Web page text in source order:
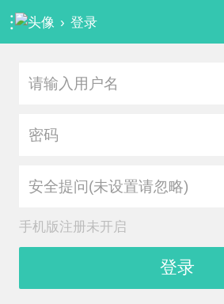
› 登录
安全提问(未设置请忽略)
手机版注册未开启
登录